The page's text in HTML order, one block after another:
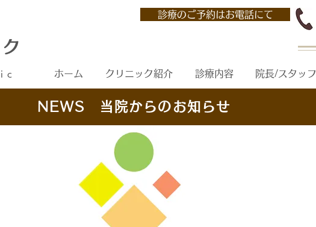
診療のご予約はお電話にて
ホーム クリニック紹介 診療内容 院長/スタッフ
NEWS 当院からのお知らせ